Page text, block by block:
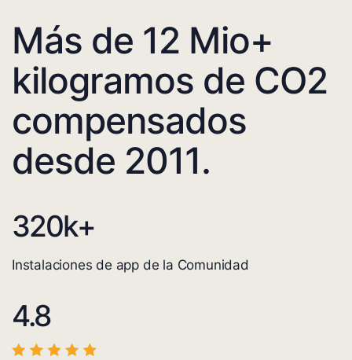
Más de 12 Mio+
kilogramos de CO2
compensados
desde 2011.
320k+
Instalaciones de app de la Comunidad
4.8